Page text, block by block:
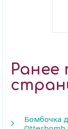
Бомбочка